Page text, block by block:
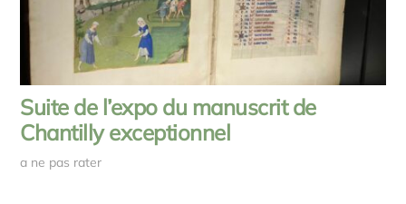
Suite de l’expo du manuscrit de
Chantilly exceptionnel
a ne pas rater